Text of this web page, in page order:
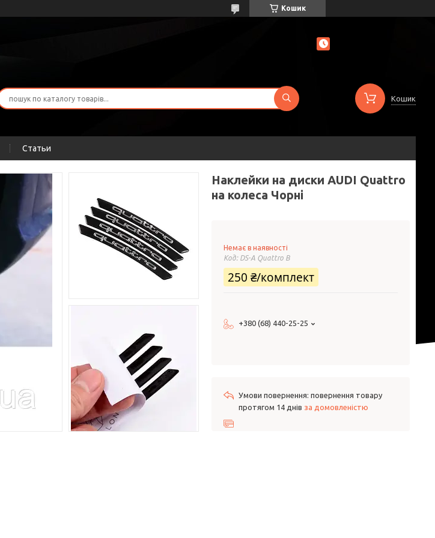
Кошик
Кошик
Статьи
Наклейки на диски AUDI Quattro
на колеса Чорні
Немає в наявності
Код: DS-A Quattro B
250 ₴/комплект
+380 (68) 440-25-25
повернення товару
протягом 14 днів за домовленістю